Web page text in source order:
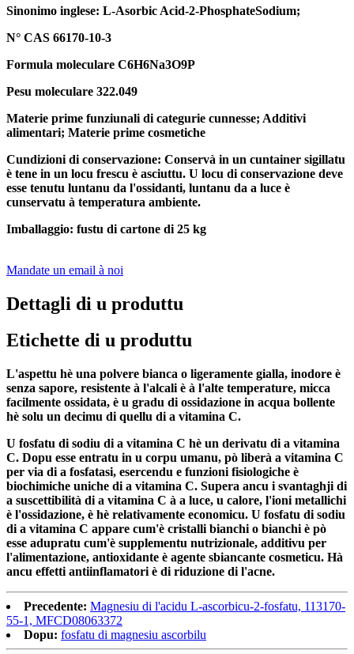
Sinonimo inglese: L-Asorbic Acid-2-PhosphateSodium;
N° CAS 66170-10-3
Formula moleculare C6H6Na3O9P
Pesu moleculare 322.049
Materie prime funziunali di categurie cunnesse; Additivi
alimentari; Materie prime cosmetiche
Cundizioni di conservazione: Conservà in un cuntainer sigillatu
è tene in un locu frescu è asciuttu. U locu di conservazione deve
esse tenutu luntanu da l'ossidanti, luntanu da a luce è
cunservatu à temperatura ambiente.
Imballaggio: fustu di cartone di 25 kg
Mandate un email à noi
Dettagli di u produttu
Etichette di u produttu
L'aspettu hè una polvere bianca o ligeramente gialla, inodore è
senza sapore, resistente à l'alcali è à l'alte temperature, micca
facilmente ossidata, è u gradu di ossidazione in acqua bollente
hè solu un decimu di quellu di a vitamina C.
U fosfatu di sodiu di a vitamina C hè un derivatu di a vitamina
C. Dopu esse entratu in u corpu umanu, pò liberà a vitamina C
per via di a fosfatasi, esercendu e funzioni fisiologiche è
biochimiche uniche di a vitamina C. Supera ancu i svantaghji di
a suscettibilità di a vitamina C à a luce, u calore, l'ioni metallichi
è l'ossidazione, è hè relativamente economicu. U fosfatu di sodiu
di a vitamina C appare cum'è cristalli bianchi o bianchi è pò
esse adupratu cum'è supplementu nutrizionale, additivu per
l'alimentazione, antioxidante è agente sbiancante cosmeticu. Hà
ancu effetti antiinflamatori è di riduzione di l'acne.
Precedente: Magnesiu di l'acidu L-ascorbicu-2-fosfatu, 113170-
55-1, MFCD08063372
Dopu: fosfatu di magnesiu ascorbilu